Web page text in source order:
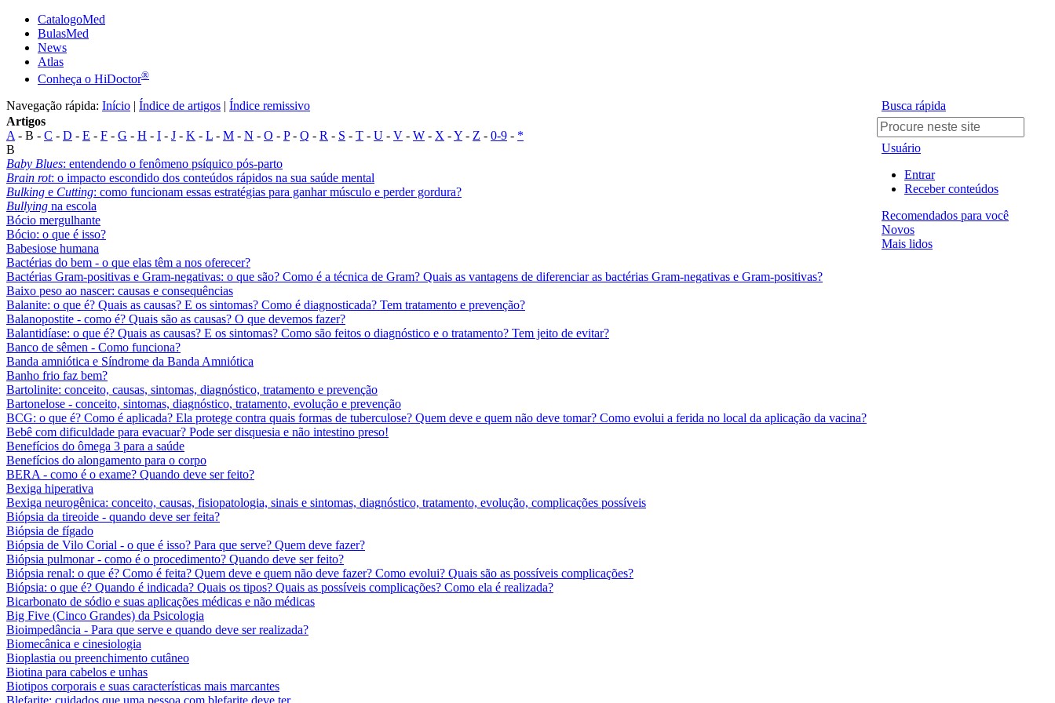
CatalogoMed
BulasMed
News
Atlas
Conheça o HiDoctor®
Navegação rápida: Início | Índice de artigos | Índice remissivo
Artigos
A - B - C - D - E - F - G - H - I - J - K - L - M - N - O - P- Q - R - S - T - U - V - W - X -Y - Z - 0-9 - *
B
Baby Blues: entendendo o fenômeno psíquico pós-parto
Brain rot: o impacto escondido dos conteúdos rápidos na sua saúde mental
Bulking e Cutting: como funcionam essas estratégias para ganhar músculo e perder gordura?
Bullying na escola
Bócio mergulhante
Bócio: o que é isso?
Babesiose humana
Bactérias do bem - o que elas têm a nos oferecer?
Bactérias Gram-positivas e Gram-negativas: o que são? Como é a técnica de Gram? Quais as vantagens de diferenciar as bactérias Gram-negativas e Gram-positivas?
Baixo peso ao nascer: causas e consequências
Balanite: o que é? Quais as causas? E os sintomas? Como é diagnosticada? Tem tratamento e prevenção?
Balanopostite - como é? Quais são as causas? O que devemos fazer?
Balantidíase: o que é? Quais as causas? E os sintomas? Como são feitos o diagnóstico e o tratamento? Tem jeito de evitar?
Banco de sêmen - Como funciona?
Banda amniótica e Síndrome da Banda Amniótica
Banho frio faz bem?
Bartolinite: conceito, causas, sintomas, diagnóstico, tratamento e prevenção
Bartonelose - conceito, sintomas, diagnóstico, tratamento, evolução e prevenção
BCG: o que é? Como é aplicada? Ela protege contra quais formas de tuberculose? Quem deve e quem não deve tomar? Como evolui a ferida no local da aplicação da vacina?
Bebê com dificuldade para evacuar? Pode ser disquesia e não intestino preso!
Benefícios do ômega 3 para a saúde
Benefícios do alongamento para o corpo
BERA - como é o exame? Quando deve ser feito?
Bexiga hiperativa
Bexiga neurogênica: conceito, causas, fisiopatologia, sinais e sintomas, diagnóstico, tratamento, evolução, complicações possíveis
Biópsia da tireoide - quando deve ser feita?
Biópsia de fígado
Biópsia de Vilo Corial - o que é isso? Para que serve? Quem deve fazer?
Biópsia pulmonar - como é o procedimento? Quando deve ser feito?
Biópsia renal: o que é? Como é feita? Quem deve e quem não deve fazer? Como evolui? Quais são as possíveis complicações?
Biópsia: o que é? Quando é indicada? Quais os tipos? Quais as possíveis complicações? Como ela é realizada?
Bicarbonato de sódio e suas aplicações médicas e não médicas
Big Five (Cinco Grandes) da Psicologia
Bioimpedância - Para que serve e quando deve ser realizada?
Biomecânica e cinesiologia
Bioplastia ou preenchimento cutâneo
Biotina para cabelos e unhas
Biotipos corporais e suas características mais marcantes
Busca rápida
Usuário
Entrar
Receber conteúdos
Recomendados para você
Novos
Mais lidos